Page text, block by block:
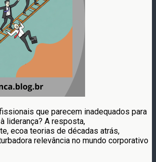
que parecem inadequados para
liderança? A resposta,
ecoa teorias de décadas atrás,
relevância no mundo corporativo